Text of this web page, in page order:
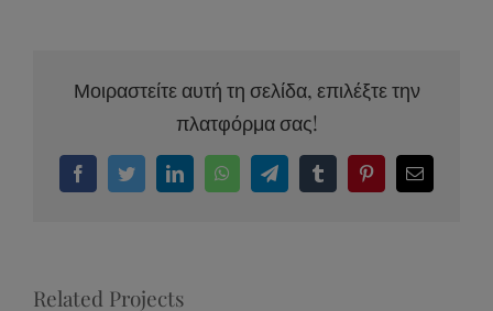
Μοιραστείτε αυτή τη σελίδα, επιλέξτε την
πλατφόρμα σας!
FacebookTwitterLinkedInWhatsAppTelegramTumblrPinterestEmail
Related Projects